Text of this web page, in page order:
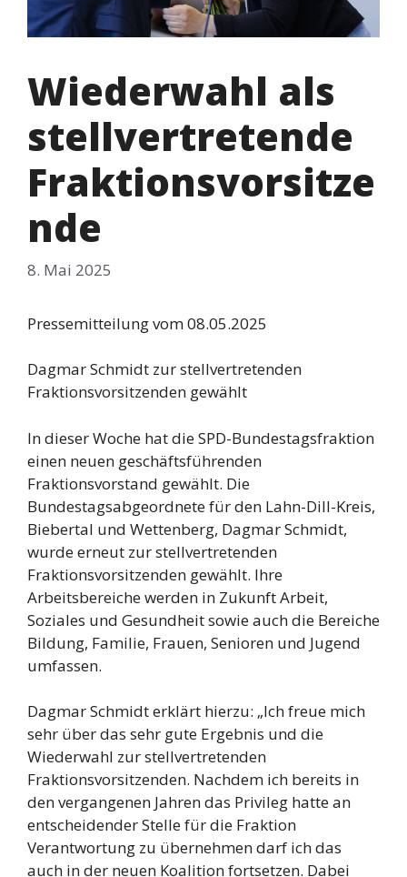
Wiederwahl als
stellvertretende
Fraktionsvorsitze
nde
8. Mai 2025
Pressemitteilung vom 08.05.2025
Dagmar Schmidt zur stellvertretenden
Fraktionsvorsitzenden gewählt
In dieser Woche hat die SPD-Bundestagsfraktion
einen neuen geschäftsführenden
Fraktionsvorstand gewählt. Die
Bundestagsabgeordnete für den Lahn-Dill-Kreis,
Biebertal und Wettenberg, Dagmar Schmidt,
wurde erneut zur stellvertretenden
Fraktionsvorsitzenden gewählt. Ihre
Arbeitsbereiche werden in Zukunft Arbeit,
Soziales und Gesundheit sowie auch die Bereiche
Bildung, Familie, Frauen, Senioren und Jugend
umfassen.
Dagmar Schmidt erklärt hierzu: „Ich freue mich
sehr über das sehr gute Ergebnis und die
Wiederwahl zur stellvertretenden
Fraktionsvorsitzenden. Nachdem ich bereits in
den vergangenen Jahren das Privileg hatte an
entscheidender Stelle für die Fraktion
Verantwortung zu übernehmen darf ich das
auch in der neuen Koalition fortsetzen. Dabei